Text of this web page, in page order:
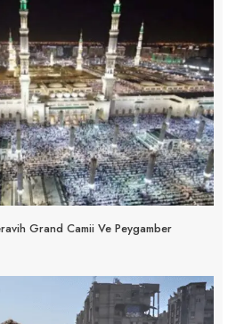
Grand Camii Ve Peygamber